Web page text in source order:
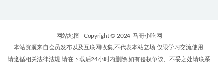
网站地图 Copyright © 2024 马哥小吃网
本站资源来自会员发布以及互联网收集,不代表本站立场,仅限学习交流使用,
请遵循相关法律法规,请在下载后24小时内删除.如有侵权争议、不妥之处请联系